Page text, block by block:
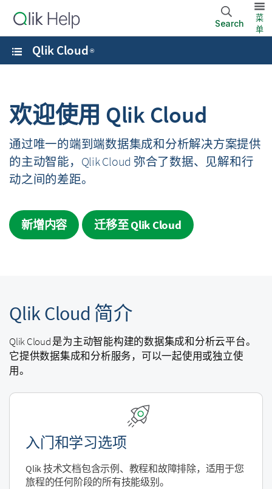
Search
菜
单
Qlik Cloud ®
欢迎使用 Qlik Cloud
通过唯一的端到端数据集成和分析解决方案提供
的主动智能， Qlik Cloud 弥合了数据、见解和行
动之间的差距。
新增内容 迁移至Qlik Cloud
Qlik Cloud 简介
Qlik Cloud是为主动智能构建的数据集成和分析云平台。
它提供数据集成和分析服务，可以一起使用或独立使
用。
入门和学习选项
Qlik技术文档包含示例、教程和故障排除，适用于您
旅程的任何阶段的所有技能级别。